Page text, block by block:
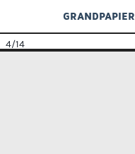
GRANDPAPIER
4/14